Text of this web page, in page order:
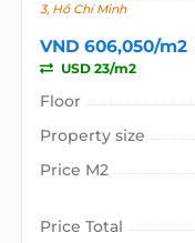
3, Hồ Chí Minh
VND 606,050/m2
USD 23/m2
Floor
Property size
Price M2
Price Total